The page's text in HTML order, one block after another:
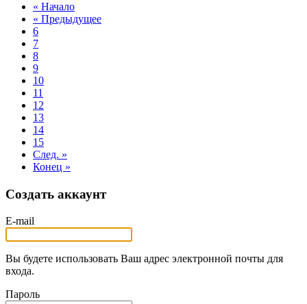
« Начало
« Предыдущее
6
7
8
9
10
11
12
13
14
15
След. »
Конец »
Создать аккаунт
E-mail
Вы будете использовать Ваш адрес электронной почты для
входа.
Пароль